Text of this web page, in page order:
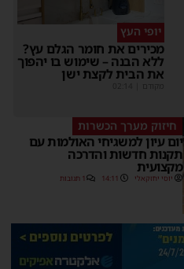
יופי העץ
מכירים את חומר הגלם עץ?
ללא הבנה – שימוש בו יהפוך
את הבית לקצת ישן
מקודם
חיזוק מערך הכשרות
יום עיון למשגיחי האולמות עם
תקנות חדשות והדרכה
מקצועית
יוסי יחזקאלי 14:11 1 תגובות
ריקול